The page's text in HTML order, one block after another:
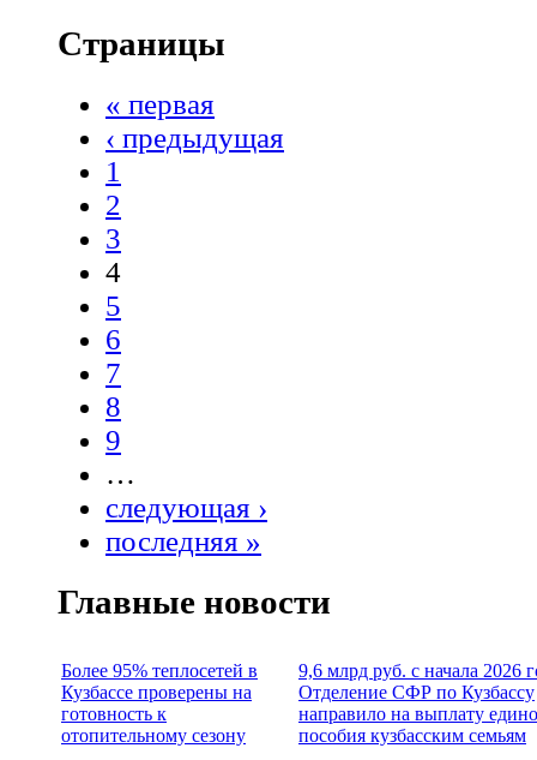
Страницы
« первая
‹ предыдущая
1
2
3
4
5
6
7
8
9
…
следующая ›
последняя »
Главные новости
Более 95% теплосетей в
Кузбассе проверены на
готовность к
отопительному сезону
9,6 млрд руб. с начала 2026
Отделение СФР по Кузбассу
направило на выплату
пособия кузбасским семьям